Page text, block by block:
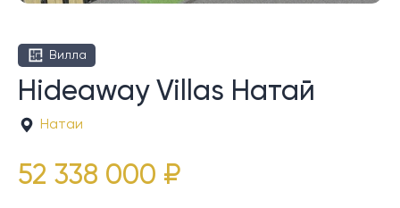
Вилла
Hideaway Villas Натай
Натаи
52 338 000 ₽